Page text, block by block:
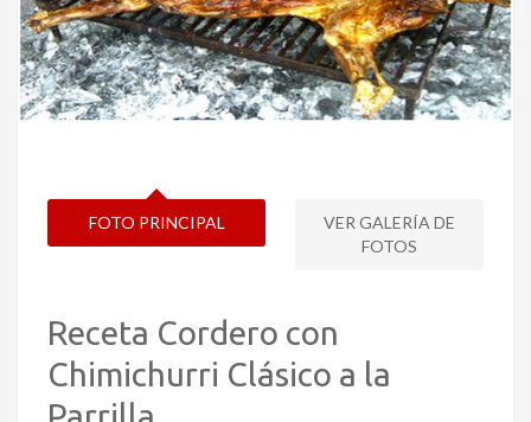
FOTO PRINCIPAL
VER GALERÍA DE
FOTOS
Receta Cordero con
Chimichurri Clásico a la